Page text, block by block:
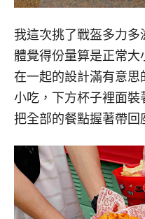
我這次挑了戰盔多力
體覺得份量算是正常
在一起的設計滿有意
小吃，下方杯子裡面
把全部的餐點握著帶回